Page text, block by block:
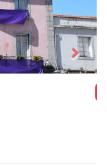
Next